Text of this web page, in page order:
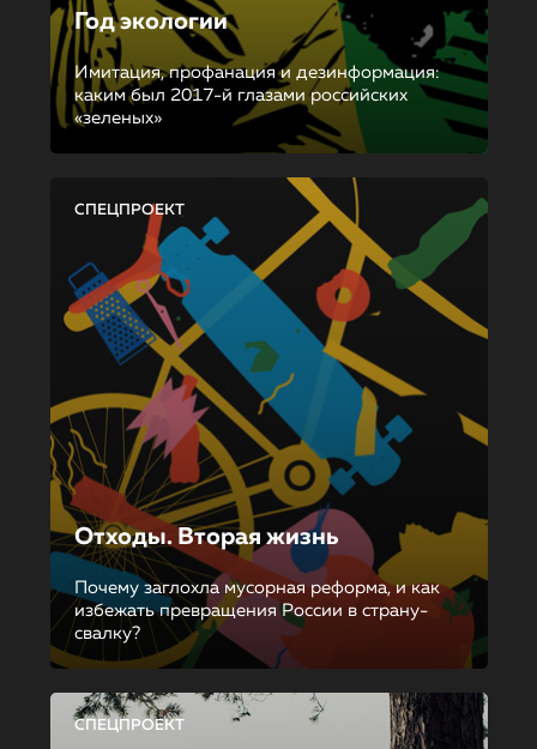
Год экологии
Имитация, профанация и дезинформация:
каким был 2017-й глазами российских
«зеленых»
СПЕЦПРОЕКТ
Отходы. Вторая жизнь
Почему заглохла мусорная реформа, и как
избежать превращения России в страну-
свалку?
СПЕЦПРОЕКТ